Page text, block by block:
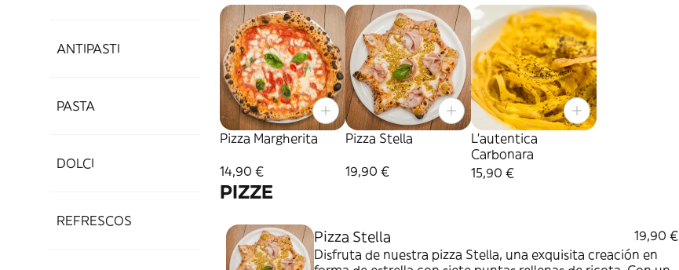
ANTIPASTI
PASTA
DOLCI
REFRESCOS
Pizza Margherita
14,90 €
Pizza Stella
19,90 €
L'autentica
Carbonara
15,90 €
PIZZE
Pizza Stella
19,90 €
Disfruta de nuestra pizza Stella, una exquisita creación en